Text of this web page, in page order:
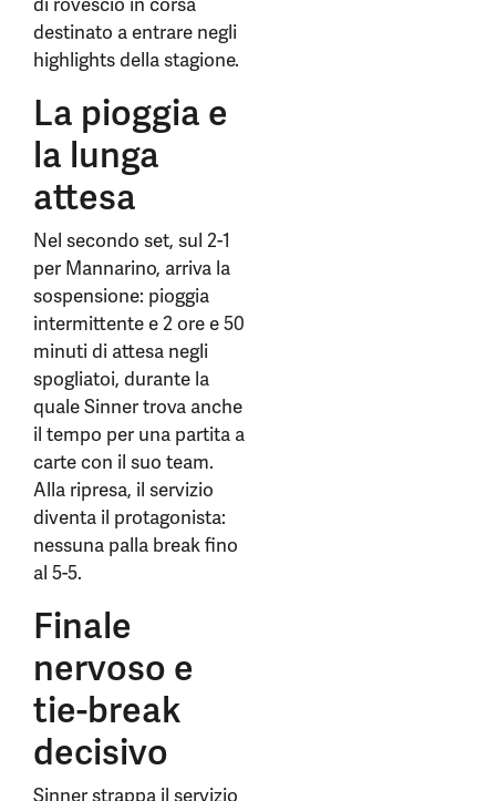
destinato a entrare negli
highlights della stagione.
La pioggia e
la lunga
attesa
Nel secondo set, sul 2-1
per Mannarino, arriva la
sospensione: pioggia
intermittente e 2 ore e 50
minuti di attesa negli
spogliatoi, durante la
quale Sinner trova anche
il tempo per una partita a
carte con il suo team.
Alla ripresa, il servizio
diventa il protagonista:
nessuna palla break fino
al 5-5.
Finale
nervoso e
tie-break
decisivo
Sinner strappa il servizio